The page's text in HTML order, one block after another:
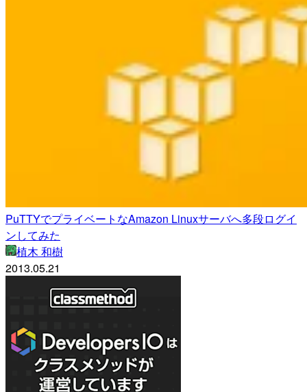
PuTTYでプライベートなAmazon Linuxサーバへ多段ログイ
ンしてみた
植木 和樹
2013.05.21